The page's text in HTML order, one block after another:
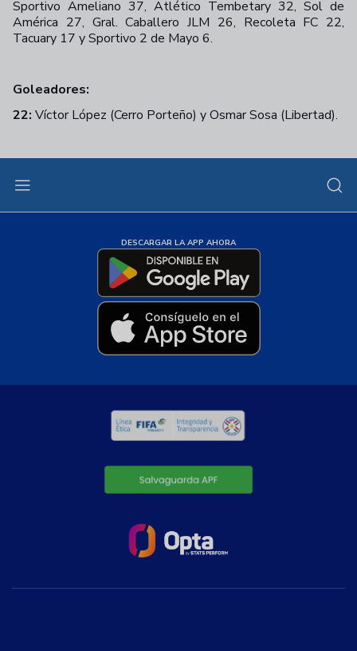
Sportivo Ameliano 37, Atlético Tembetary 32, Sol de
América 27, Gral. Caballero JLM 26, Recoleta FC 22,
Tacuary 17 y Sportivo 2 de Mayo 6.
Goleadores:
22: Víctor López (Cerro Porteño) yOsmar Sosa (Libertad).
DESCARGAR LA APP AHORA